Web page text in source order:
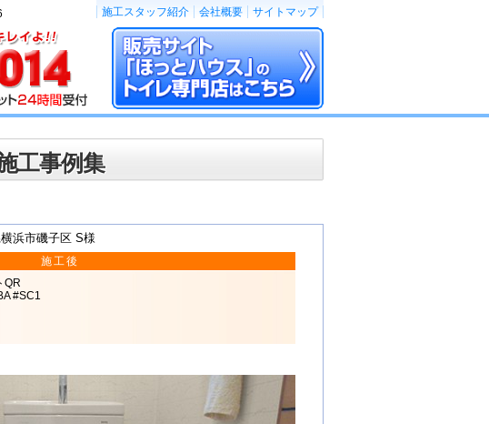
工事例集
浜市磯子区 S様
施工後
QR
#SC1
施工スタッフ紹介 会社概要 サイトマップ